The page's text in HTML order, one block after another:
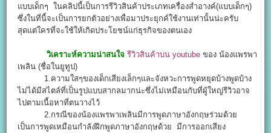
แบบเด็กๆ ในคลิปนี้เป็นการรีวิวสินค้าประเภทเครื่องสำอางค์(แบบเด็กๆ)
ซึ่งในที่นี้จะเป็นการยกตัวอย่างเพื่อมาประยุกค์ใช้งานเท่านั้นน่ะครับ
สุดแต่ใครที่จะใช้ให้เกิดประโยชน์แก่ธุรกิจของตนเอง
วิเคราะห์ความน่าสนใจ รีวิวสินค้าบน youtube ของ น้องแพรพา
เพลิน (ชื่อในยูทูป)
1.ความใสๆของเด็กเสียงเล็กๆและจังหวะการพูดหยุดบ้างพูดบ้าง
ไม่ได้มีสไตล์ที่เป็นรูปแบบสากลมากน่ะซึ่งไม่เหมือนกับที่ผู้ใหญ่รีวิวอาจ
ไปตามเนื้อหาที่ตนวางไว้
2.กรณีของน้องแพรพาเพลินมีการพูดภาษาอังกฤษร่วมด้วย
เป็นการพูดเหมือนกำลังฝึกพูดภาษาอังกฤษด้วย มีการออกเสียง